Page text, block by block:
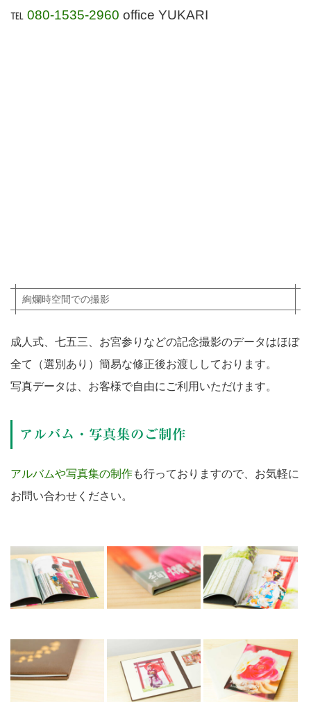
℡ 080-1535-2960 office YUKARI
絢爛時空間での撮影
成人式、七五三、お宮参りなどの記念撮影のデータはほぼ
全て（選別あり）簡易な修正後お渡ししております。
写真データは、お客様で自由にご利用いただけます。
アルバム・写真集のご制作
アルバムや写真集の制作も行っておりますので、お気軽に
お問い合わせください。